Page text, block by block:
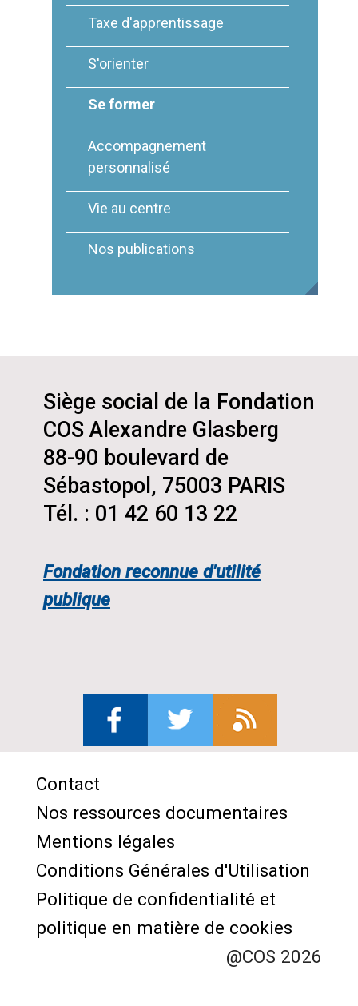
Taxe d'apprentissage
S'orienter
Se former
Accompagnement
personnalisé
Vie au centre
Nos publications
Siège social de la Fondation
COS Alexandre Glasberg
88-90 boulevard de
Sébastopol, 75003 PARIS
Tél. : 01 42 60 13 22
Fondation reconnue d'utilité
publique
@COS 2026
Menu
Pied
de
page
Contact
Nos ressources documentaires
Mentions légales
Conditions Générales d'Utilisation
Politique de confidentialité et
politique en matière de cookies